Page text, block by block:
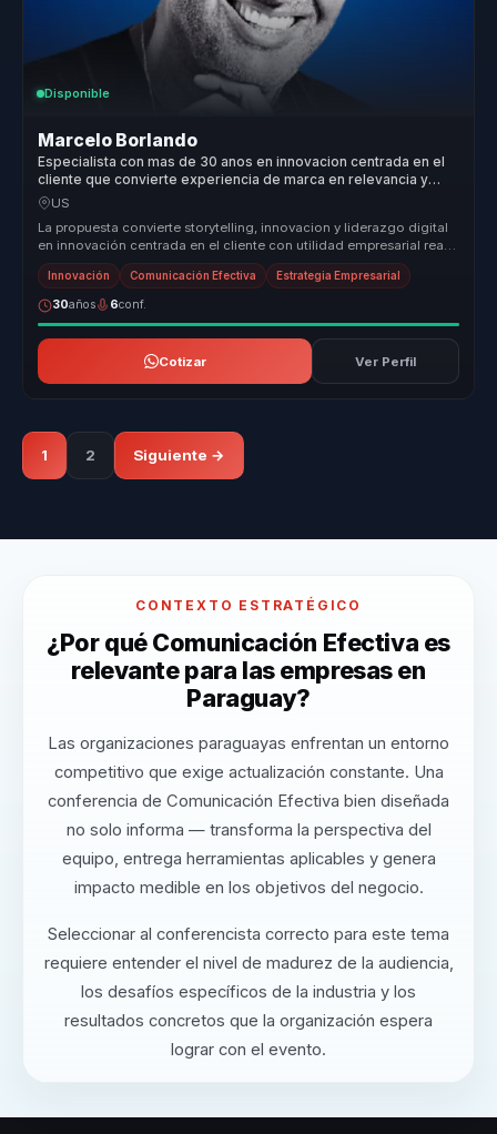
Disponible
Marcelo Borlando
Especialista con mas de 30 anos en innovacion centrada en el
cliente que convierte experiencia de marca en relevancia y
crecimiento para empresas.
US
La propuesta convierte storytelling, innovacion y liderazgo digital
en innovación centrada en el cliente con utilidad empresarial real.
P...
Innovación Comunicación Efectiva Estrategia Empresarial
30años 6conf.
Cotizar Ver Perfil
1 2 Siguiente →
CONTEXTO ESTRATÉGICO
¿Por qué Comunicación Efectiva es
relevante para las empresas en
Paraguay?
Las organizaciones paraguayas enfrentan un entorno
competitivo que exige actualización constante. Una
conferencia de Comunicación Efectiva bien diseñada
no solo informa — transforma la perspectiva del
equipo, entrega herramientas aplicables y genera
impacto medible en los objetivos del negocio.
Seleccionar al conferencista correcto para este tema
requiere entender el nivel de madurez de la audiencia,
los desafíos específicos de la industria y los
resultados concretos que la organización espera
lograr con el evento.